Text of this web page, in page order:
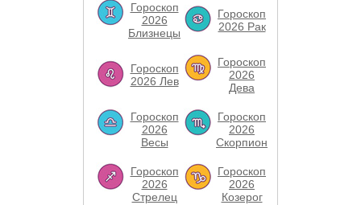
Гороскоп
2026
Близнецы
Гороскоп
2026 Рак
Гороскоп
2026 Лев
Гороскоп
2026
Дева
Гороскоп
2026
Весы
Гороскоп
2026
Скорпион
Гороскоп
2026
Стрелец
Гороскоп
2026
Козерог